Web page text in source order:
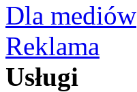
Dla mediów
Reklama
Usługi